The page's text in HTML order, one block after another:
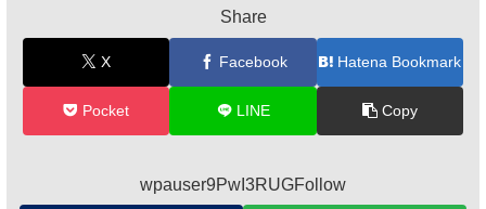
Share
X Facebook Hatena Bookmark
Pocket LINE Copy
wpauser9PwI3RUGFollow